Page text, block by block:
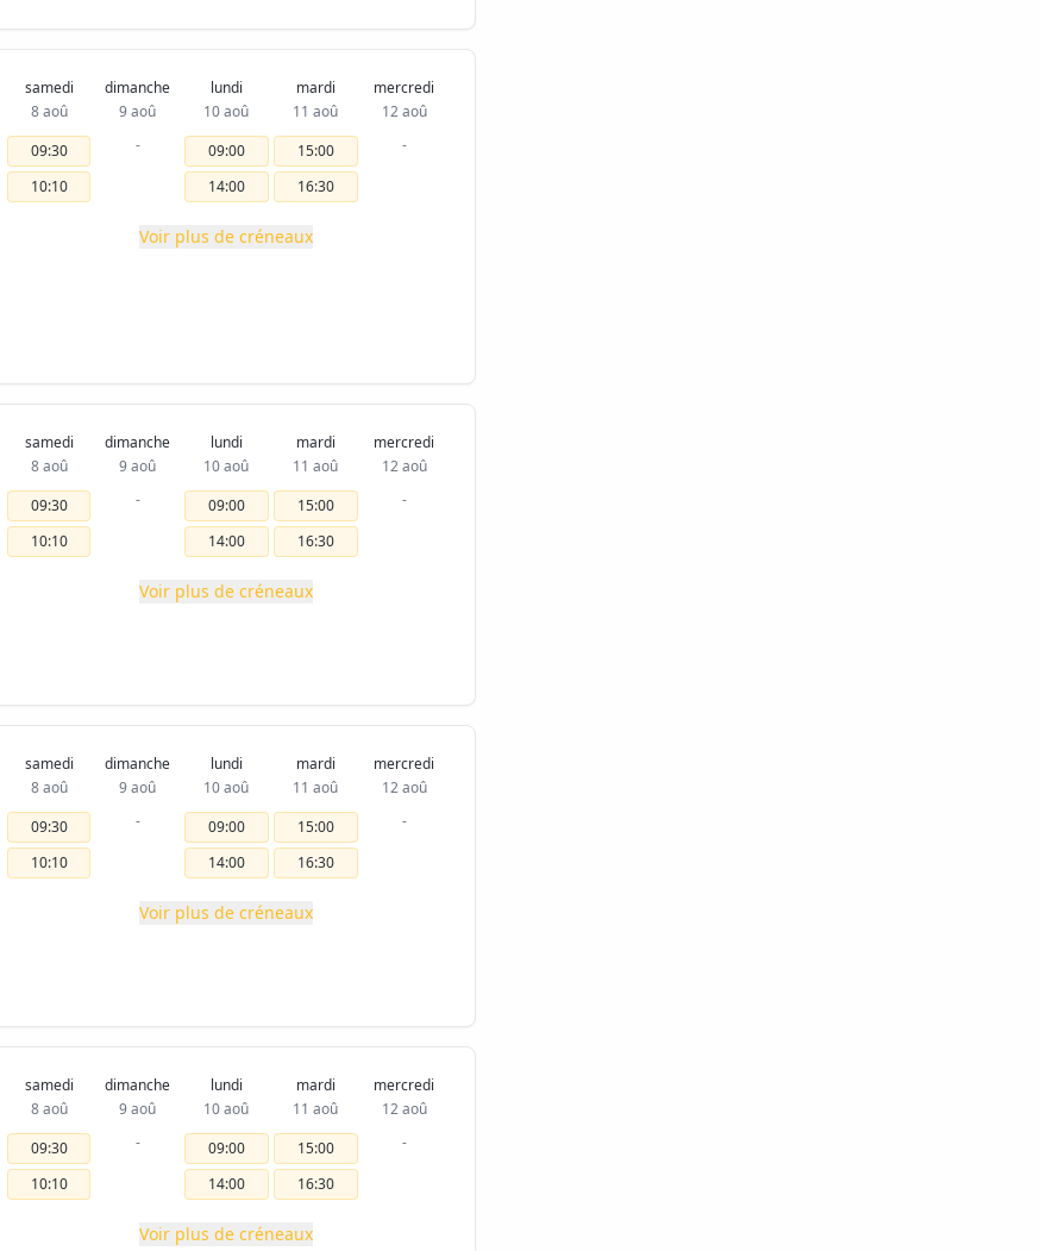
samedi
8 aoû
09:30
10:10
dimanche
9 aoû
-
lundi
10 aoû
09:00
14:00
mardi
11 aoû
15:00
16:30
mercredi
12 aoû
-
Voir plus de créneaux
samedi
8 aoû
09:30
10:10
dimanche
9 aoû
-
lundi
10 aoû
09:00
14:00
mardi
11 aoû
15:00
16:30
mercredi
12 aoû
-
Voir plus de créneaux
samedi
8 aoû
09:30
10:10
dimanche
9 aoû
-
lundi
10 aoû
09:00
14:00
mardi
11 aoû
15:00
16:30
mercredi
12 aoû
-
Voir plus de créneaux
samedi
8 aoû
09:30
10:10
dimanche
9 aoû
-
lundi
10 aoû
09:00
14:00
mardi
11 aoû
15:00
16:30
mercredi
12 aoû
-
Voir plus de créneaux